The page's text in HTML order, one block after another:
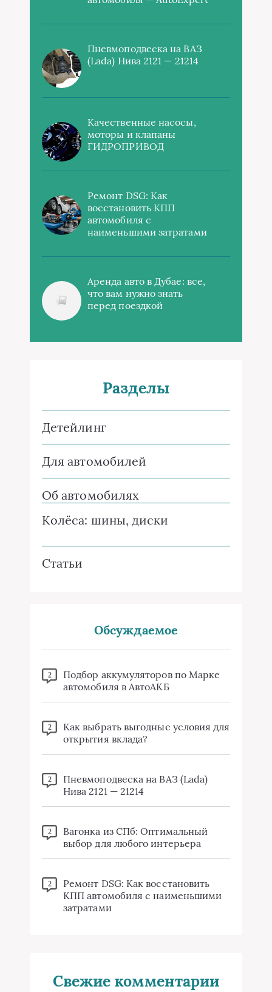
Пневмоподвеска на ВАЗ
(Lada) Нива 2121 — 21214
Качественные насосы,
моторы и клапаны
ГИДРОПРИВОД
Ремонт DSG: Как
восстановить КПП
автомобиля с
наименьшими затратами
Аренда авто в Дубае: все,
что вам нужно знать
перед поездкой
Разделы
Детейлинг
Для автомобилей
Об автомобилях
Колёса: шины, диски
Статьи
Обсуждаемое
2
Подбор аккумуляторов по Марке
автомобиля в АвтоАКБ
2
Как выбрать выгодные условия для
открытия вклада?
2
Пневмоподвеска на ВАЗ (Lada)
Нива 2121 — 21214
2
Вагонка из СПб: Оптимальный
выбор для любого интерьера
2
Ремонт DSG: Как восстановить
КПП автомобиля с наименьшими
затратами
Свежие комментарии